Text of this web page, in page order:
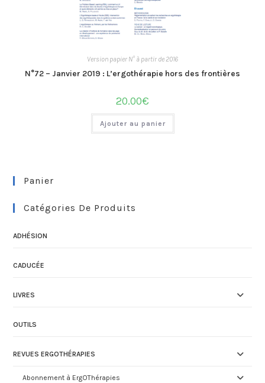
Version papier N° à partir de 2016
N°72 – Janvier 2019 : L’ergothérapie hors des frontières
20.00€
Ajouter au panier
Panier
Catégories De Produits
ADHÉSION
CADUCÉE
LIVRES
OUTILS
REVUES ERGOTHÉRAPIES
Abonnement à ErgOThérapies